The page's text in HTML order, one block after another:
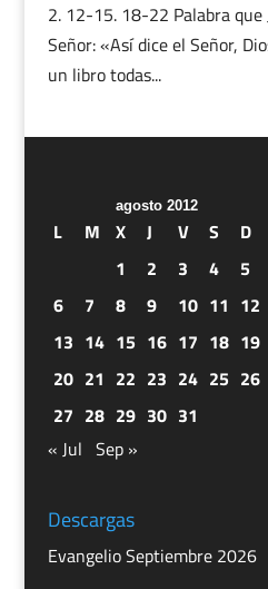
2. 12-15. 18-22 Palabra que
Señor: «Así dice el Señor,
un libro todas...
agosto 2012
L M X J V S
D
1
2 3 4
5
6
7 8 9 10 11 12
13 14 15 16 17 18 19
20 21 22 23 24 25 26
27 28 29 30 31
« Jul Sep »
Descargas
Evangelio Septiembre 2026